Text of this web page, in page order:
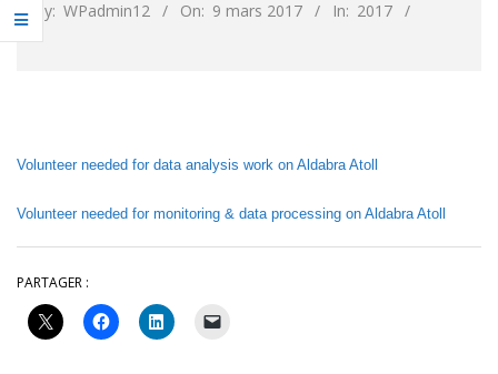
By: WPadmin12 On: 9 mars 2017 In: 2017
Volunteer needed for data analysis work on Aldabra Atoll
Volunteer needed for monitoring & data processing on Aldabra Atoll
PARTAGER :